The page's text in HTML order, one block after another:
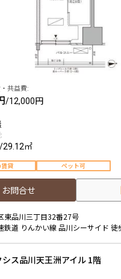
共益費:
/12,000円
/29.12㎡
貸 ペット可
お問合せ
東品川三丁目32番27号
鉄道 りんかい線 品川シーサイド 徒
シス品川天王洲アイル 1階